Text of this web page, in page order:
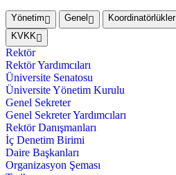
Yönetim Genel Koordinatörlükler
KVKK
Rektör
Rektör Yardımcıları
Üniversite Senatosu
Üniversite Yönetim Kurulu
Genel Sekreter
Genel Sekreter Yardımcıları
Rektör Danışmanları
İç Denetim Birimi
Daire Başkanları
Organizasyon Şeması